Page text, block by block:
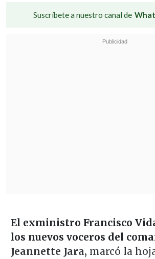
Suscríbete a nuestro canal de
El exministro Francisco
los nuevos voceros del
Jeannette Jara, marcó la